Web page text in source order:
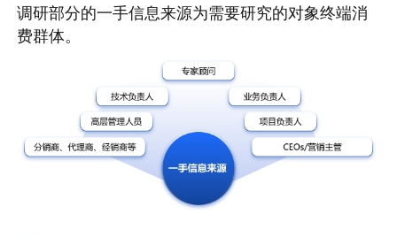
调研部分的一手信息来源为需要研究的对象终端消
费群体。